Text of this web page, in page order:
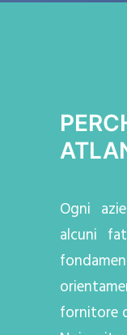
Ogni
alcuni
fornitore